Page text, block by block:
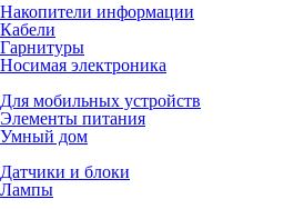
Накопители информации
Кабели
Гарнитуры
Носимая электроника
Для мобильных устройств
Элементы питания
Умный дом
Датчики и блоки
Лампы